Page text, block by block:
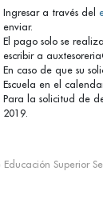
Ingresar a través del
enviar.
El pago solo se
escribir a
En caso de que su
Escuela en el
Para la solicitud de
2019.
Superior